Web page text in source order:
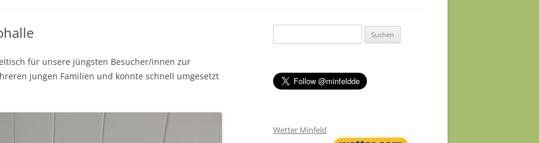
für unsere jüngsten Besucher/innen zur
jungen Familien und konnte schnell umgesetzt
nach:
Wetter Minfeld